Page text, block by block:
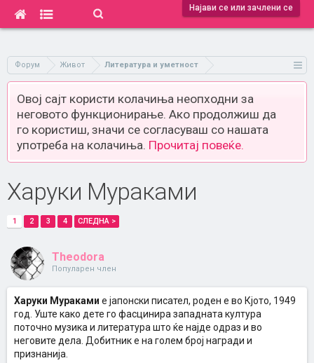
Најави се или зачлени се
Форум Живот Литература и уметност
Овој сајт користи колачиња неопходни за
неговото функционирање. Ако продолжиш да
го користиш, значи се согласуваш со нашата
употреба на колачиња. Прочитај повеќе.
Харуки Мураками
1 2 3 4 СЛЕДНА >
Theodora
Популарен член
Харуки Мураками е јапонски писател, роден е во Кјото, 1949
год. Уште како дете го фасцинира западната култура
поточно музика и литература што ќе најде одраз и во
неговите дела. Добитник е на голем број награди и
признанија.